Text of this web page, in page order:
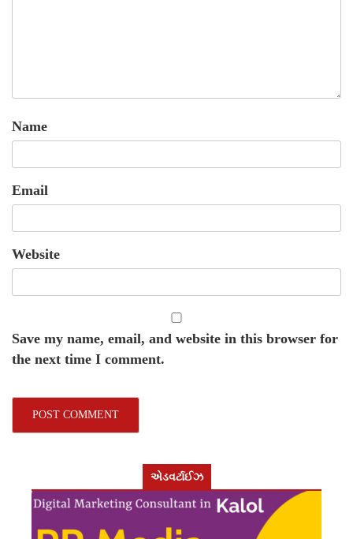
Name
Email
Website
Save my name, email, and website in this browser for
the next time I comment.
એડવર્ટાઈઝ